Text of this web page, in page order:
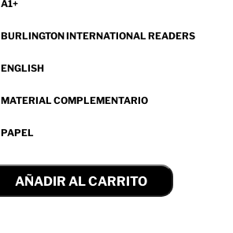
A1+
BURLINGTON INTERNATIONAL READERS
ENGLISH
MATERIAL COMPLEMENTARIO
PAPEL
AÑADIR AL CARRITO